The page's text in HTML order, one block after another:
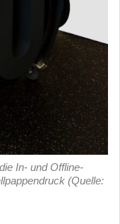
In- und Offline-
(Quelle: